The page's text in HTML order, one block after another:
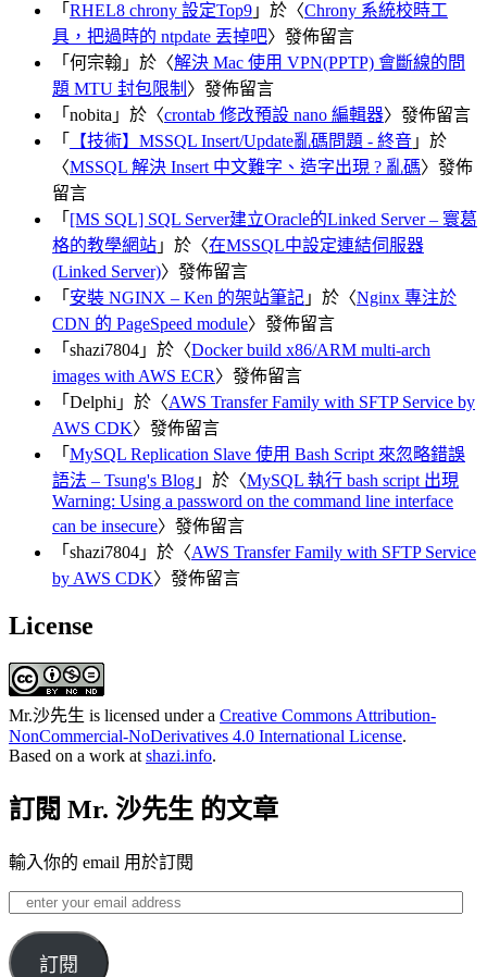
「 RHEL8 chrony 設定Top9 」於〈Chrony 系統校時工
具，把過時的 ntpdate 丟掉吧〉發佈留言
「 何宗翰 」於〈解決 Mac 使用 VPN(PPTP) 會斷線的問
題 MTU 封包限制 〉發佈留言
「 nobita 」於〈crontab 修改預設 nano 編輯器〉發佈留言
「
【技術】MSSQL Insert/Update亂碼問題 - 終音 」於
〈MSSQL 解決 Insert 中文難字、造字出現 ? 亂碼〉發佈
留言
「 [MS SQL] SQL Server建立Oracle的Linked Server – 寰葛
格的教學網站 」於〈在MSSQL中設定連結伺服器
(Linked Server)〉發佈留言
「 安裝 NGINX – Ken 的架站筆記 」於〈Nginx 專注於
CDN 的 PageSpeed module〉發佈留言
「 shazi7804 」於〈Docker build x86/ARM multi-arch
images with AWS ECR〉發佈留言
「 Delphi 」於〈AWS Transfer Family with SFTP Service by
AWS CDK〉發佈留言
「 MySQL Replication Slave 使用 Bash Script 來忽略錯誤
語法 – Tsung's Blog 」於〈MySQL 執行 bash script 出現
Warning: Using a password on the command line interface
can be insecure〉發佈留言
「 shazi7804 」於〈AWS Transfer Family with SFTP Service
by AWS CDK〉發佈留言
License
Mr.沙先生 is licensed under a Creative Commons Attribution-
NonCommercial-NoDerivatives 4.0 International License.
Based on a work at shazi.info.
訂閱 Mr. 沙先生 的文章
輸入你的 email 用於訂閱
enter
your
email
address訂閱